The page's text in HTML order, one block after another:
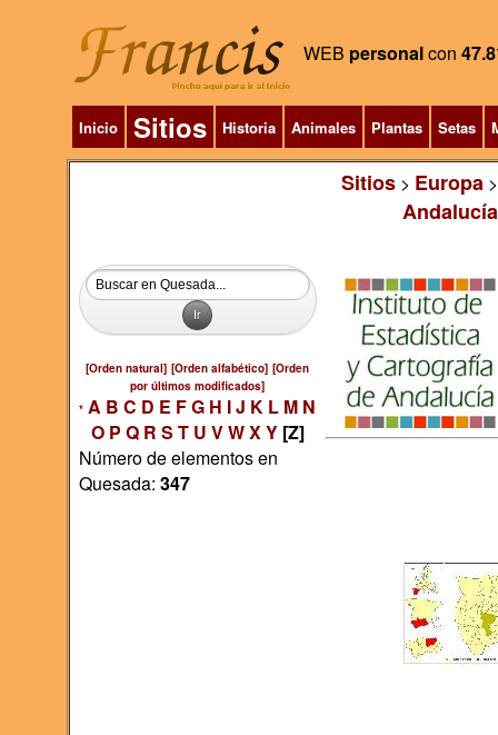
WEB personalcon
Inicio Sitios Historia Animales Plantas Setas
Sitios> Europa
Andalucía
[Orden natural] [Orden alfabético] [Orden
por últimos modificados]
* A B C D E FG H IJ K L M N
O P Q R S T U VWXY [Z]
Número de elementos en
Quesada: 347